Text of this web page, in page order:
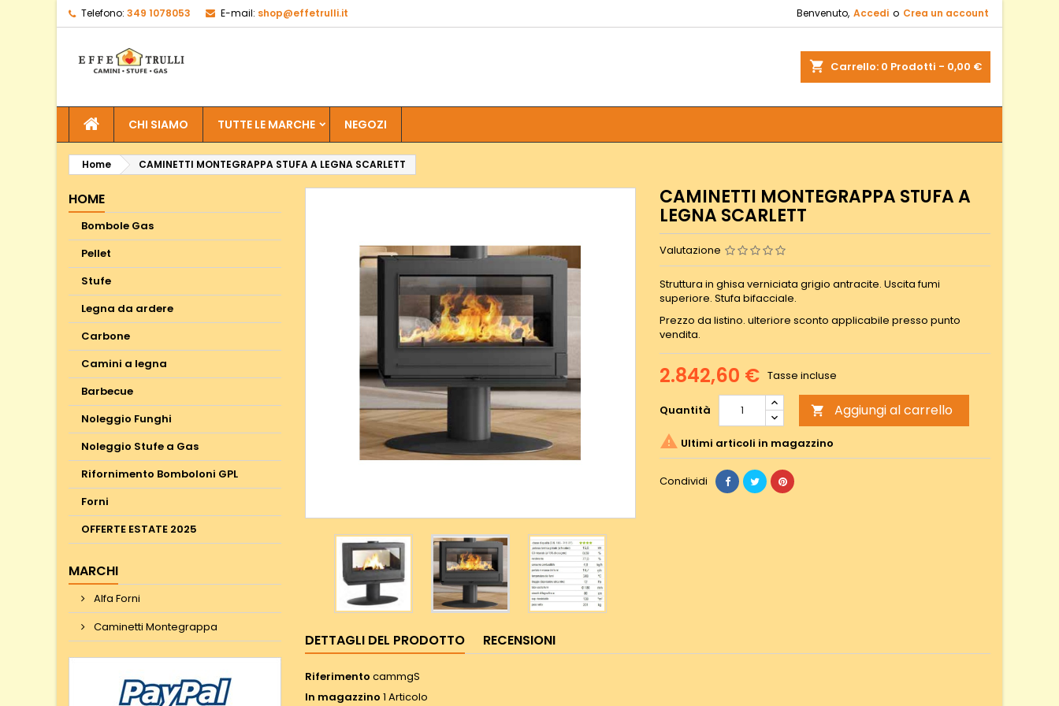
Telefono: 349 1078053 E-mail: shop@effetrulli.it Benvenuto, Accedi o Crea un account
shopping_cart Carrello: 0 Prodotti - 0,00 €
CHI SIAMO TUTTE LE MARCHE NEGOZI
Home CAMINETTI MONTEGRAPPA STUFA A LEGNA SCARLETT
HOME
Bombole Gas
Pellet
Stufe
Legna da ardere
Carbone
Camini a legna
Barbecue
Noleggio Funghi
Noleggio Stufe a Gas
Rifornimento Bomboloni GPL
Forni
OFFERTE ESTATE 2025
MARCHI
Alfa Forni
Caminetti Montegrappa
CAMINETTI MONTEGRAPPA STUFA A
LEGNA SCARLETT
Valutazione
Struttura in ghisa verniciata grigio antracite. Uscita fumi
superiore. Stufa bifacciale.
Prezzo da listino. ulteriore sconto applicabile presso punto
vendita.
2.842,60 € Tasse incluse
Quantità  Aggiungi al carrello
 Ultimi articoli in magazzino
Condividi
DETTAGLI DEL PRODOTTO RECENSIONI
Riferimento cammgS
In magazzino 1 Articolo